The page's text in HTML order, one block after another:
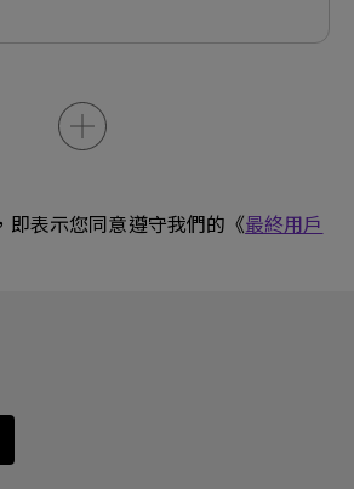
即表示您同意遵守我們的《最終用戶